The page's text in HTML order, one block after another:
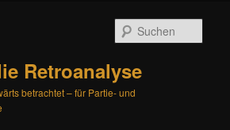
Retroanalyse
betrachtet – für Partie- und